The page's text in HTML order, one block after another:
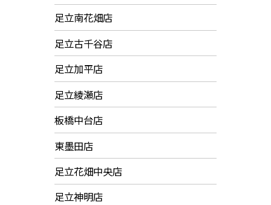
足立南花畑店
足立古千谷店
足立加平店
足立綾瀬店
板橋中台店
東墨田店
足立花畑中央店
足立神明店